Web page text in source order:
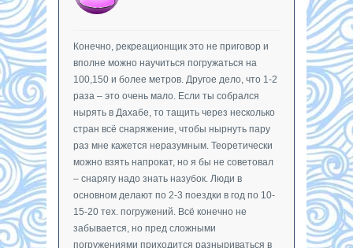
Конечно, рекреационщик это не приговор и
вполне можно научиться погружаться на
100,150 и более метров. Другое дело, что 1-2
раза – это очень мало. Если ты собрался
нырять в Дахабе, то тащить через несколько
стран всё снаряжение, чтобы нырнуть пару
раз мне кажется неразумным. Теоретически
можно взять напрокат, но я бы не советовал
– снарягу надо знать назубок. Люди в
основном делают по 2-3 поездки в год по 10-
15-20 тех. погружений. Всё конечно не
забывается, но пред сложными
погружениями приходится разныриваться в